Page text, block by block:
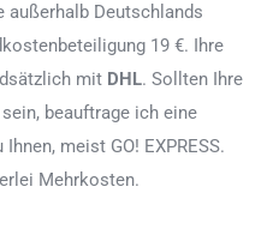
außerhalb Deutschlands
19 €. Ihre
mit DHL. Sollten Ihre
beauftrage ich eine
meist GO! EXPRESS.
Mehrkosten.